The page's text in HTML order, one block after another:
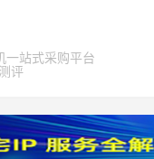
一站式采购平台
评